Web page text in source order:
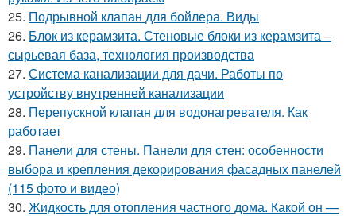
25. Подрывной клапан для бойлера. Виды
26. Блок из керамзита. Стеновые блоки из керамзита –
сырьевая база, технология производства
27. Система канализации для дачи. Работы по
устройству внутренней канализации
28. Перепускной клапан для водонагревателя. Как
работает
29. Панели для стены. Панели для стен: особенности
выбора и крепления декорирования фасадных панелей
(115 фото и видео)
30. Жидкость для отопления частного дома. Какой он —